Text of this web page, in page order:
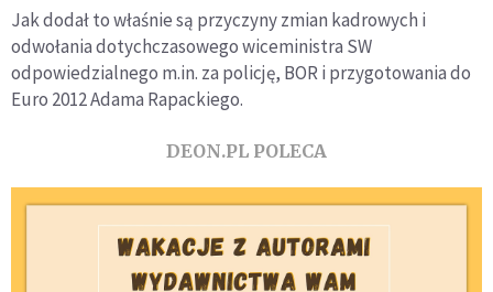
Jak dodał to właśnie są przyczyny zmian kadrowych i
odwołania dotychczasowego wiceministra SW
odpowiedzialnego m.in. za policję, BOR i przygotowania do
Euro 2012 Adama Rapackiego.
DEON.PL POLECA